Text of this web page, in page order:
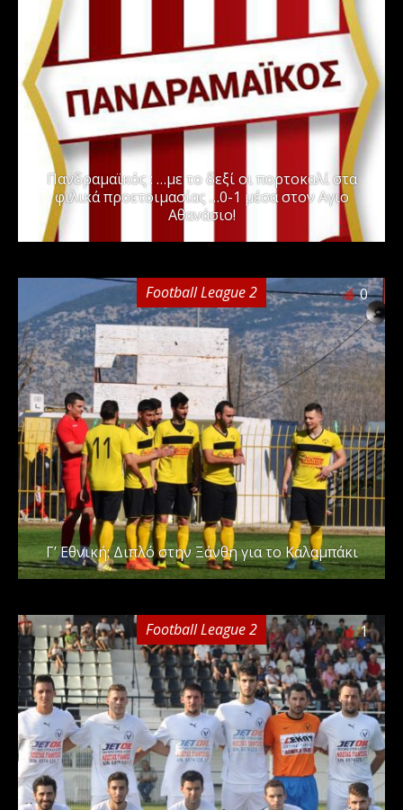
Πανδραμαϊκός : …με το δεξί οι πορτοκαλί στα
φιλικά προετοιμασίας …0-1 μέσα στον Αγιο
Αθανάσιο!
Football League 2 0
Γ’ Εθνική: Διπλό στην Ξάνθη για το Καλαμπάκι
Football League 2 1